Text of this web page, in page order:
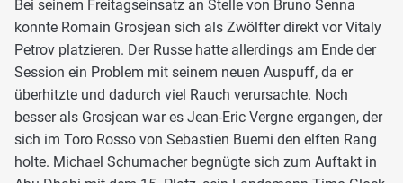
Bei seinem Freitagseinsatz an Stelle von Bruno Senna
konnte Romain Grosjean sich als Zwölfter direkt vor Vitaly
Petrov platzieren. Der Russe hatte allerdings am Ende der
Session ein Problem mit seinem neuen Auspuff, da er
überhitzte und dadurch viel Rauch verursachte. Noch
besser als Grosjean war es Jean-Eric Vergne ergangen, der
sich im Toro Rosso von Sebastien Buemi den elften Rang
holte. Michael Schumacher begnügte sich zum Auftakt in